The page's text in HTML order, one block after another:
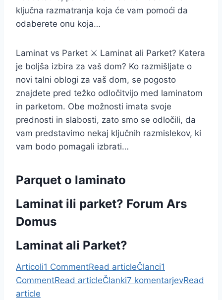
ključna razmatranja koja će vam pomoći da
odaberete onu koja…
Laminat vs Parket ⚔️ Laminat ali Parket? Katera
je boljša izbira za vaš dom? Ko razmišljate o
novi talni oblogi za vaš dom, se pogosto
znajdete pred težko odločitvijo med laminatom
in parketom. Obe možnosti imata svoje
prednosti in slabosti, zato smo se odločili, da
vam predstavimo nekaj ključnih razmislekov, ki
vam bodo pomagali izbrati…
Parquet o laminato
Laminat ili parket? Forum Ars
Domus
Laminat ali Parket?
Articoli1 CommentRead articleČlanci1
CommentRead articleČlanki7 komentarjevRead
article